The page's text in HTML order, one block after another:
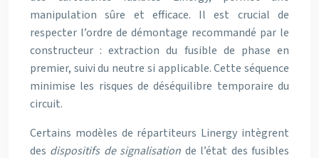
manipulation sûre et efficace. Il est crucial de
respecter l’ordre de démontage recommandé par le
constructeur : extraction du fusible de phase en
premier, suivi du neutre si applicable. Cette séquence
minimise les risques de déséquilibre temporaire du
circuit.
Certains modèles de répartiteurs Linergy intègrent
des dispositifs de signalisation de l’état des fusibles